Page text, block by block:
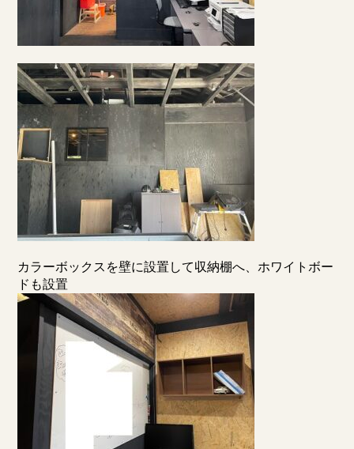
カラーボックスを壁に設置して収納棚へ、ホワイトボー
ドも設置